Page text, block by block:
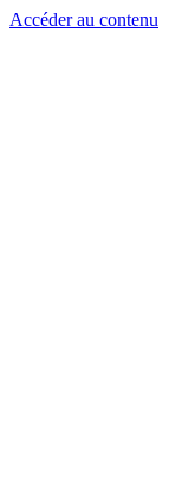
Accéder au contenu